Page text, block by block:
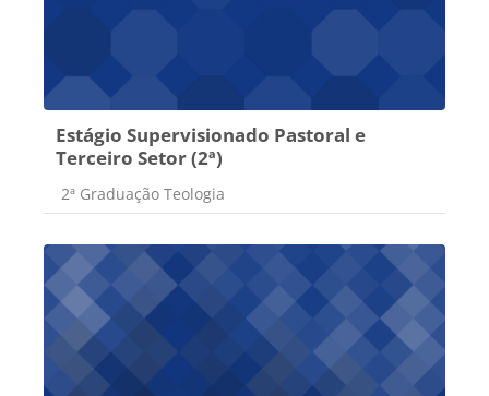
Estágio Supervisionado Pastoral e
Terceiro Setor (2ª)
Categoria do curso
2ª Graduação Teologia